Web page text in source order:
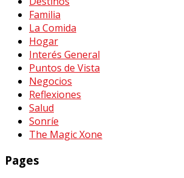
Familia
La Comida
Hogar
Interés General
Puntos de Vista
Negocios
Reflexiones
Salud
Sonríe
The Magic Xone
Pages